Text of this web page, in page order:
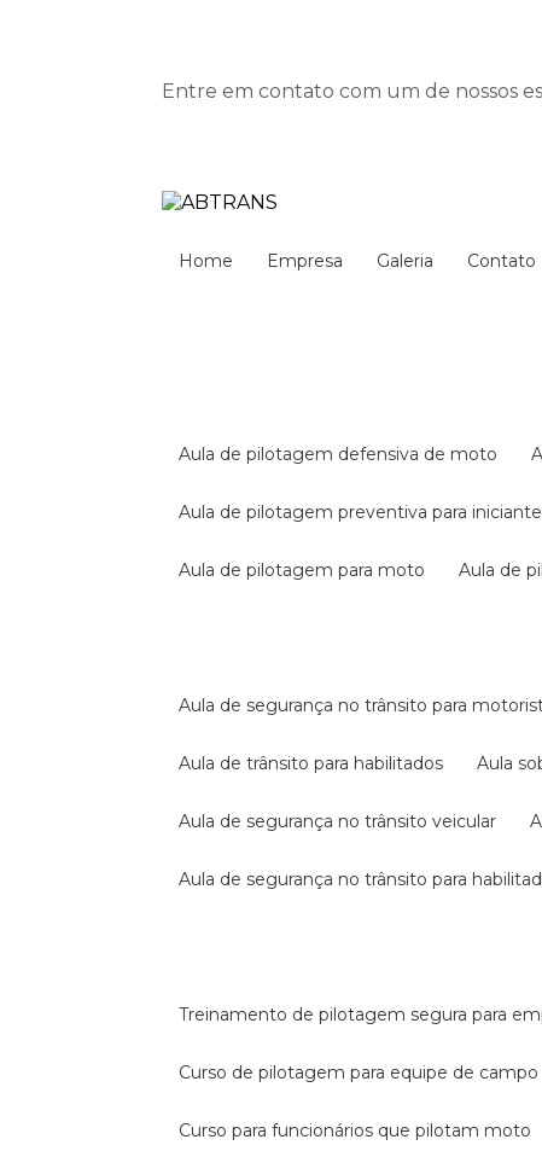
Entre em contato com um de nossos
Home Empresa Galeria Contato
aula de pilotagem defensiva de moto
aula de pilotagem preventiva para
aula de pilotagem para moto aula de
aula de segurança no trânsito para
aula de trânsito para habilitados aula
aula de segurança no trânsito veicular
aula de segurança no trânsito para
treinamento de pilotagem segura para
curso de pilotagem para equipe de campo
curso para funcionários que pilotam moto